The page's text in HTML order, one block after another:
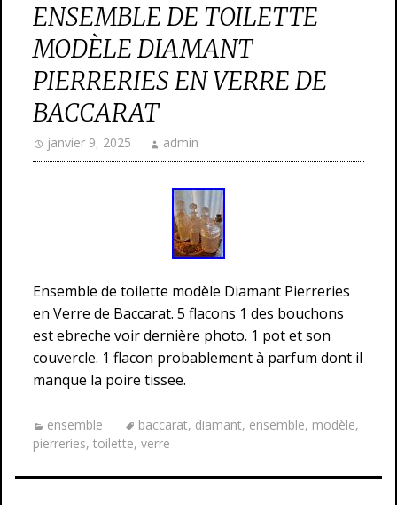
ENSEMBLE DE TOILETTE
MODÈLE DIAMANT
PIERRERIES EN VERRE DE
BACCARAT
janvier 9, 2025 admin
Ensemble de toilette modèle Diamant Pierreries
en Verre de Baccarat. 5 flacons 1 des bouchons
est ebreche voir dernière photo. 1 pot et son
couvercle. 1 flacon probablement à parfum dont il
manque la poire tissee.
ensemble baccarat, diamant, ensemble, modèle,
pierreries, toilette, verre